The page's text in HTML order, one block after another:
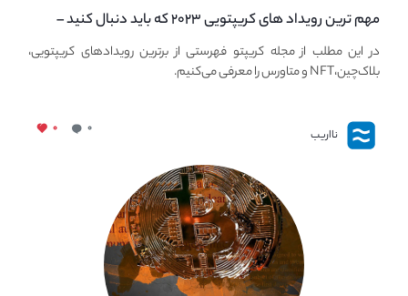
مهم ترین رویداد های کریپتویی ۲۰۲۳ که باید دنبال کنید –
معرفی بهترین رویداد های جهانی
در این مطلب از مجله کریپتو فهرستی از برترین رویدادهای کریپتویی،
بلاک‌چین،NFT و متاورس را معرفی می‌کنیم.
نااریب ۰ ۰